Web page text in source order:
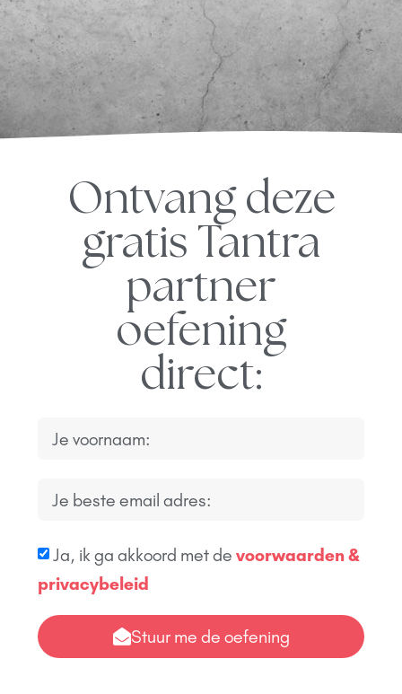
Ontvang deze
gratis Tantra
partner
oefening
direct:
Ja, ik ga akkoord met de voorwaarden &
privacybeleid
Stuur me de oefening